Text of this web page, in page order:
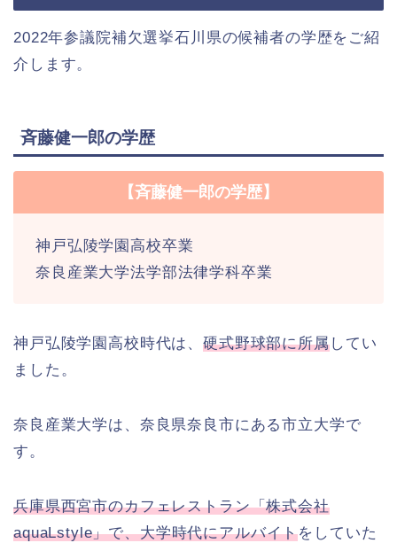
2022年参議院補欠選挙石川県の候補者の学歴をご紹
介します。
斉藤健一郎の学歴
【斉藤健一郎の学歴】
神戸弘陵学園高校卒業
奈良産業大学法学部法律学科卒業
神戸弘陵学園高校時代は、硬式野球部に所属してい
ました。
奈良産業大学は、奈良県奈良市にある市立大学で
す。
兵庫県西宮市のカフェレストラン「株式会社
aquaLstyle」で、大学時代にアルバイトをしていた